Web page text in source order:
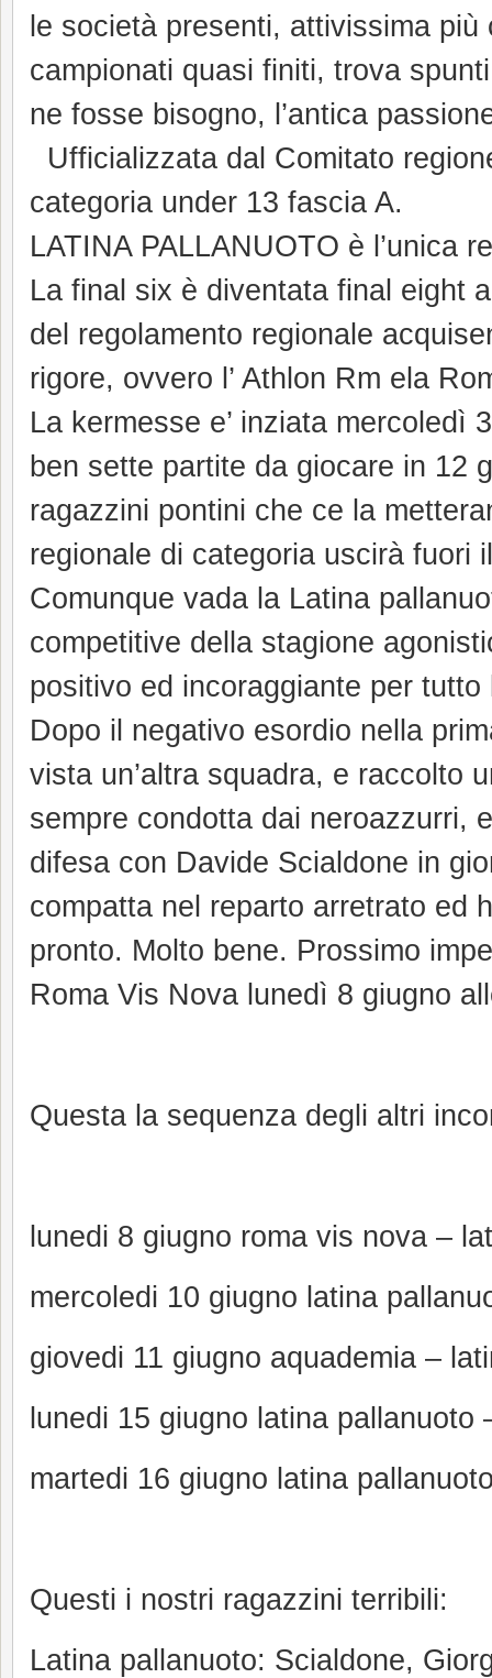
le società presenti, attivissima
campionati quasi finiti, trova
ne fosse bisogno, l’antica
Ufficializzata dal Comitato
categoria under 13 fascia A.
LATINA PALLANUOTO è l’unica
La final six è diventata final eight
del regolamento regionale
rigore, ovvero l’ Athlon Rm ela
La kermesse e’ inziata mercoledì
ben sette partite da giocare in 12
ragazzini pontini che ce la
regionale di categoria uscirà fuori
Comunque vada la Latina
competitive della stagione
positivo ed incoraggiante per tutto
Dopo il negativo esordio nella
vista un’altra squadra, e raccolto
sempre condotta dai neroazzurri,
difesa con Davide Scialdone in
compatta nel reparto arretrato ed
pronto. Molto bene. Prossimo
Roma Vis Nova lunedì 8 giugno
Questa la sequenza degli altri
lunedi 8 giugno roma vis nova –
mercoledi 10 giugno latina
giovedi 11 giugno aquademia –
lunedi 15 giugno latina pallanuoto
martedi 16 giugno latina
Questi i nostri ragazzini terribili:
Latina pallanuoto: Scialdone,